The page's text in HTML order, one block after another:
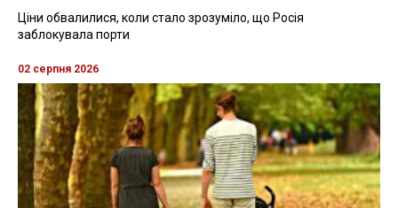
Ціни обвалилися, коли стало зрозуміло, що Росія
заблокувала порти
02 серпня 2026